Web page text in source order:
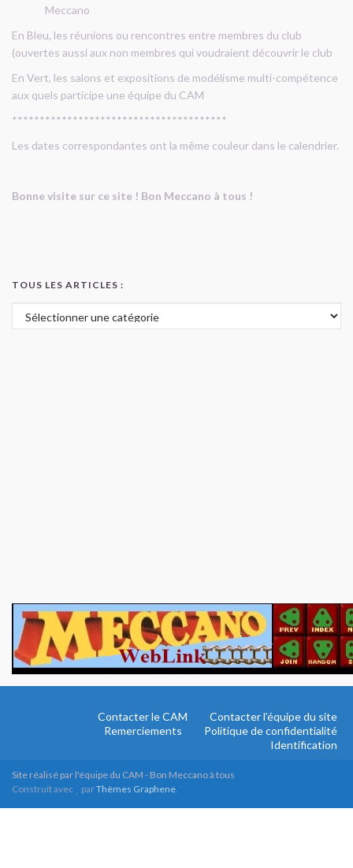
Meccano
En Bleu, les réunions ou rencontres entre membres du club
(ouvertes aussi aux non membres qui voudraient découvrir le club
En Vert, les salons et expositions de modélisme multi-compétence
aux quels participe une équipe du CAM
***************************************
Les dates correspondantes ont la même couleur dans le calendrier.
Bonne visite sur ce site ! Bon Meccano à tous !
TOUS LES ARTICLES :
Tous les articles :
Contacter le CAM
Contacter l’équipe du site
Remerciements
Politique de confidentialité
Identification
Site réalisé par l'équipe du CAM - Bon Meccano à tous
Construit avec
parThèmes Graphene